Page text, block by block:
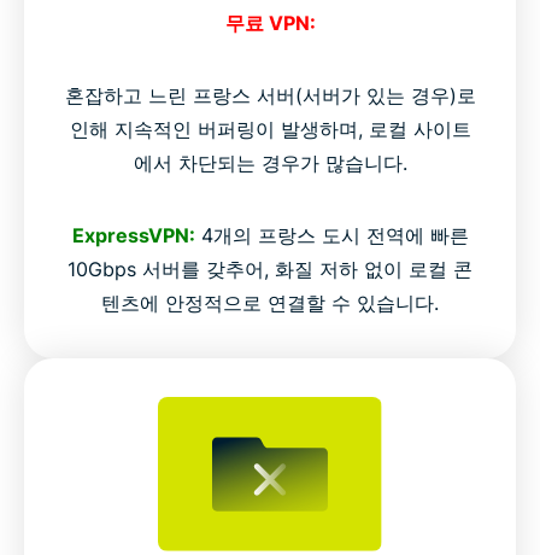
무료 VPN:
혼잡하고 느린 프랑스 서버(서버가 있는 경우)로
인해 지속적인 버퍼링이 발생하며, 로컬 사이트
에서 차단되는 경우가 많습니다.
ExpressVPN: 4개의 프랑스 도시 전역에 빠른
10Gbps 서버를 갖추어, 화질 저하 없이 로컬 콘
텐츠에 안정적으로 연결할 수 있습니다.